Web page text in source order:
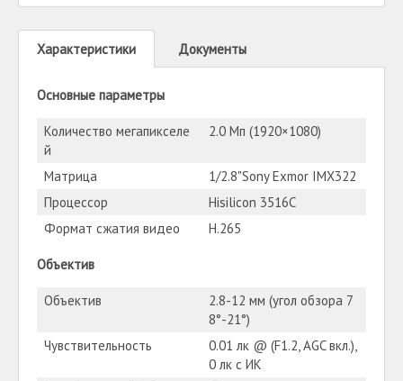
Характеристики Документы
Основные параметры
Количество мегапикселе
й
2.0 Мп (1920×1080)
Матрица
1/2.8"Sony Exmor IMX322
Процессор
Hisilicon 3516C
Формат сжатия видео
H.265
Объектив
Объектив
2.8-12 мм (угол обзора 7
8°-21°)
Чувствительность
0.01 лк @ (F1.2, AGC вкл.),
0 лк с ИК